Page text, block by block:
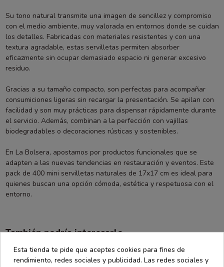
Su tono natural transmite una imagen de sencillez y compromiso
con el medio ambiente, muy valorada en entornos donde se cuidan
los detalles. Fabricadas con materiales resistentes y con una
textura agradable, estas servilletas permiten absorber
eficazmente sin ocupar demasiado espacio ni generar excesivo
residuo.
Gracias a su tamaño compacto, son perfectas para acompañar
consumiciones ligeras sin recargar la presentación. Se apilan con
facilidad y son muy prácticas para dispensar rápidamente durante
el servicio. Además, combinan a la perfección con vajillas
biodegradables o decoraciones rústicas y sostenibles.
En La Bolsera, apostamos por productos funcionales que se
adapten a las nuevas tendencias en restauración y eventos. Este
pack de 400 mini servilletas naturales de 17x17 cm es ideal para
quienes buscan una opción cómoda, estética y respetuosa con el
entorno.
También podría interesarle
Esta tienda te pide que aceptes cookies para fines de
rendimiento, redes sociales y publicidad. Las redes sociales y